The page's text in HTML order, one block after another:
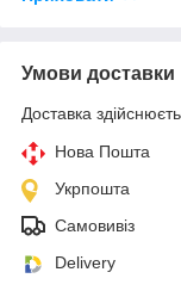
Умови доставки
Доставка
Нова Пошта
Укрпошта
Самовивіз
Delivery